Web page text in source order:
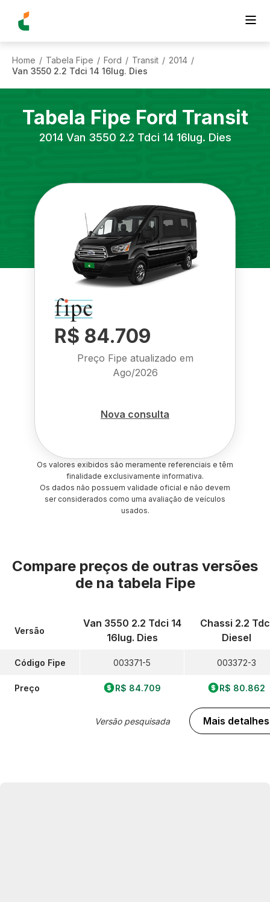
Home / Tabela Fipe / Ford / Transit / 2014 /
Van 3550 2.2 Tdci 14 16lug. Dies
Tabela Fipe Ford Transit
2014 Van 3550 2.2 Tdci 14 16lug. Dies
R$ 84.709
Preço Fipe atualizado em
Ago/2026
Nova consulta
Os valores exibidos são meramente referenciais e têm
finalidade exclusivamente informativa.
Os dados não possuem validade oficial e não devem
ser considerados como uma avaliação de veículos
usados.
Compare preços de outras versões
de na tabela Fipe
Versão
Código Fipe
Preço
Van 3550 2.2 Tdci 14
16lug. Dies
003371-5
R$ 84.709
Versão pesquisada
Chassi 2.2
Diesel
003372-3
R$ 80.862
Mais detalhes